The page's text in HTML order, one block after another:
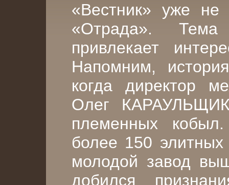
«Вестник» уже не
«Отрада».
привлекает
Напомним,
когда директор
Олег
племенных
более 150
молодой завод
добился